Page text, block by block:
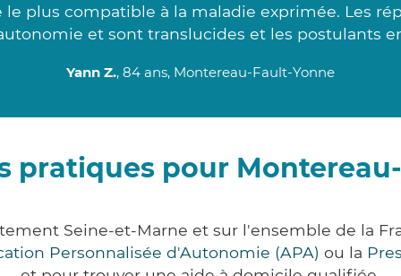
plus compatible à la maladie exprimée. Les
et sont translucides et les postulants
Yann Z., 84 ans, Montereau-Fault-Yonne
pratiques pour
Seine-et-Marne et sur l'ensemble de la
Personnalisée d'Autonomie (APA) ou la